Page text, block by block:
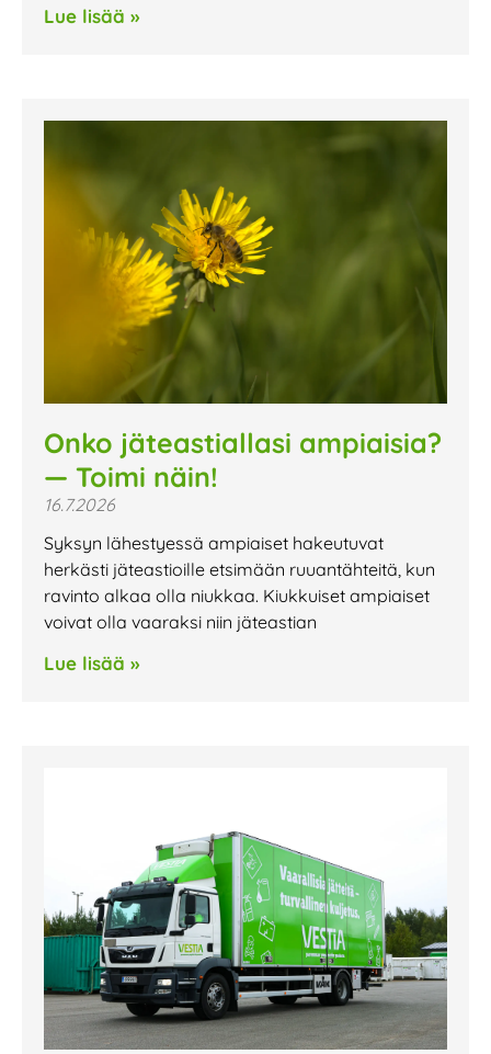
Lue lisää »
Onko jäteastiallasi ampiaisia?
— Toimi näin!
16.7.2026
Syksyn lähestyessä ampiaiset hakeutuvat
herkästi jäteastioille etsimään ruuantähteitä, kun
ravinto alkaa olla niukkaa. Kiukkuiset ampiaiset
voivat olla vaaraksi niin jäteastian
Lue lisää »